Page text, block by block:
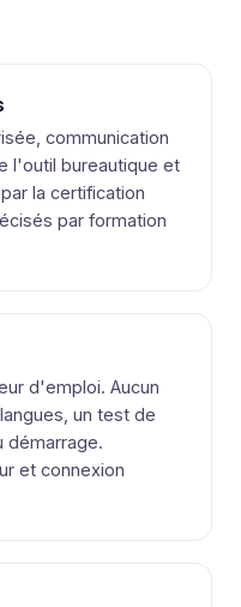
communication
l'outil bureautique et
la certification
par formation
d'emploi. Aucun
un test de
démarrage.
et connexion